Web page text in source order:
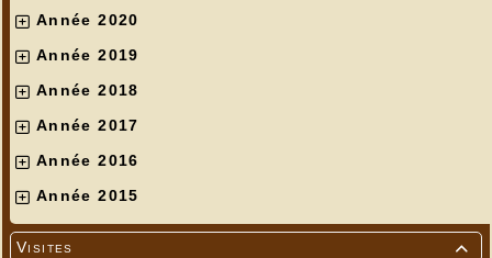
Année 2020
Année 2019
Année 2018
Année 2017
Année 2016
Année 2015

Visites